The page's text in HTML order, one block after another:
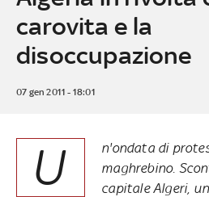
carovita e la
disoccupazione
07 gen 2011 - 18:01
U
n'ondata di
maghrebino.
capitale Algeri,